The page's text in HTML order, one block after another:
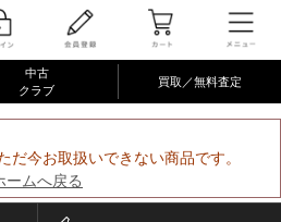
中古
クラブ
買取／無料査定
だ今お取扱いできない商品です。
ームへ戻る